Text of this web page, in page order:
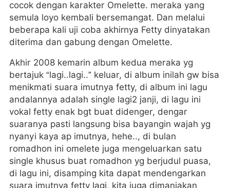
cocok dengan karakter Omelette. meraka yang
semula loyo kembali bersemangat. Dan melalui
beberapa kali uji coba akhirnya Fetty dinyatakan
diterima dan gabung dengan Omelette.
Akhir 2008 kemarin album kedua meraka yg
bertajuk “lagi..lagi..” keluar, di album inilah gw bisa
menikmati suara imutnya fetty, di album ini lagu
andalannya adalah single lagi2 janji, di lagu ini
vokal fetty enak bgt buat didenger, dengar
suaranya pasti langsung bisa bayangin wajah yg
nyanyi kaya ap imutnya, hehe.., di bulan
romadhon ini omelete juga mengeluarkan satu
single khusus buat romadhon yg berjudul puasa,
di lagu ini, disamping kita dapat mendengarkan
suara imutnya fetty lagi, kita juga dimanjakan